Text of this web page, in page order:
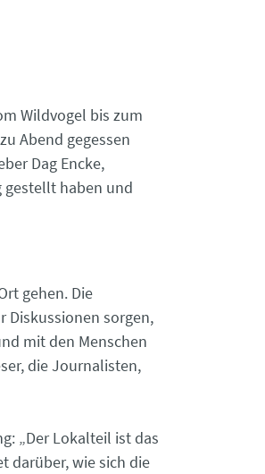
Wildvogel bis zum
Abend gegessen
Dag Encke,
gestellt haben und
gehen. Die
Diskussionen sorgen,
mit den Menschen
die Journalisten,
„Der Lokalteil ist das
darüber, wie sich die